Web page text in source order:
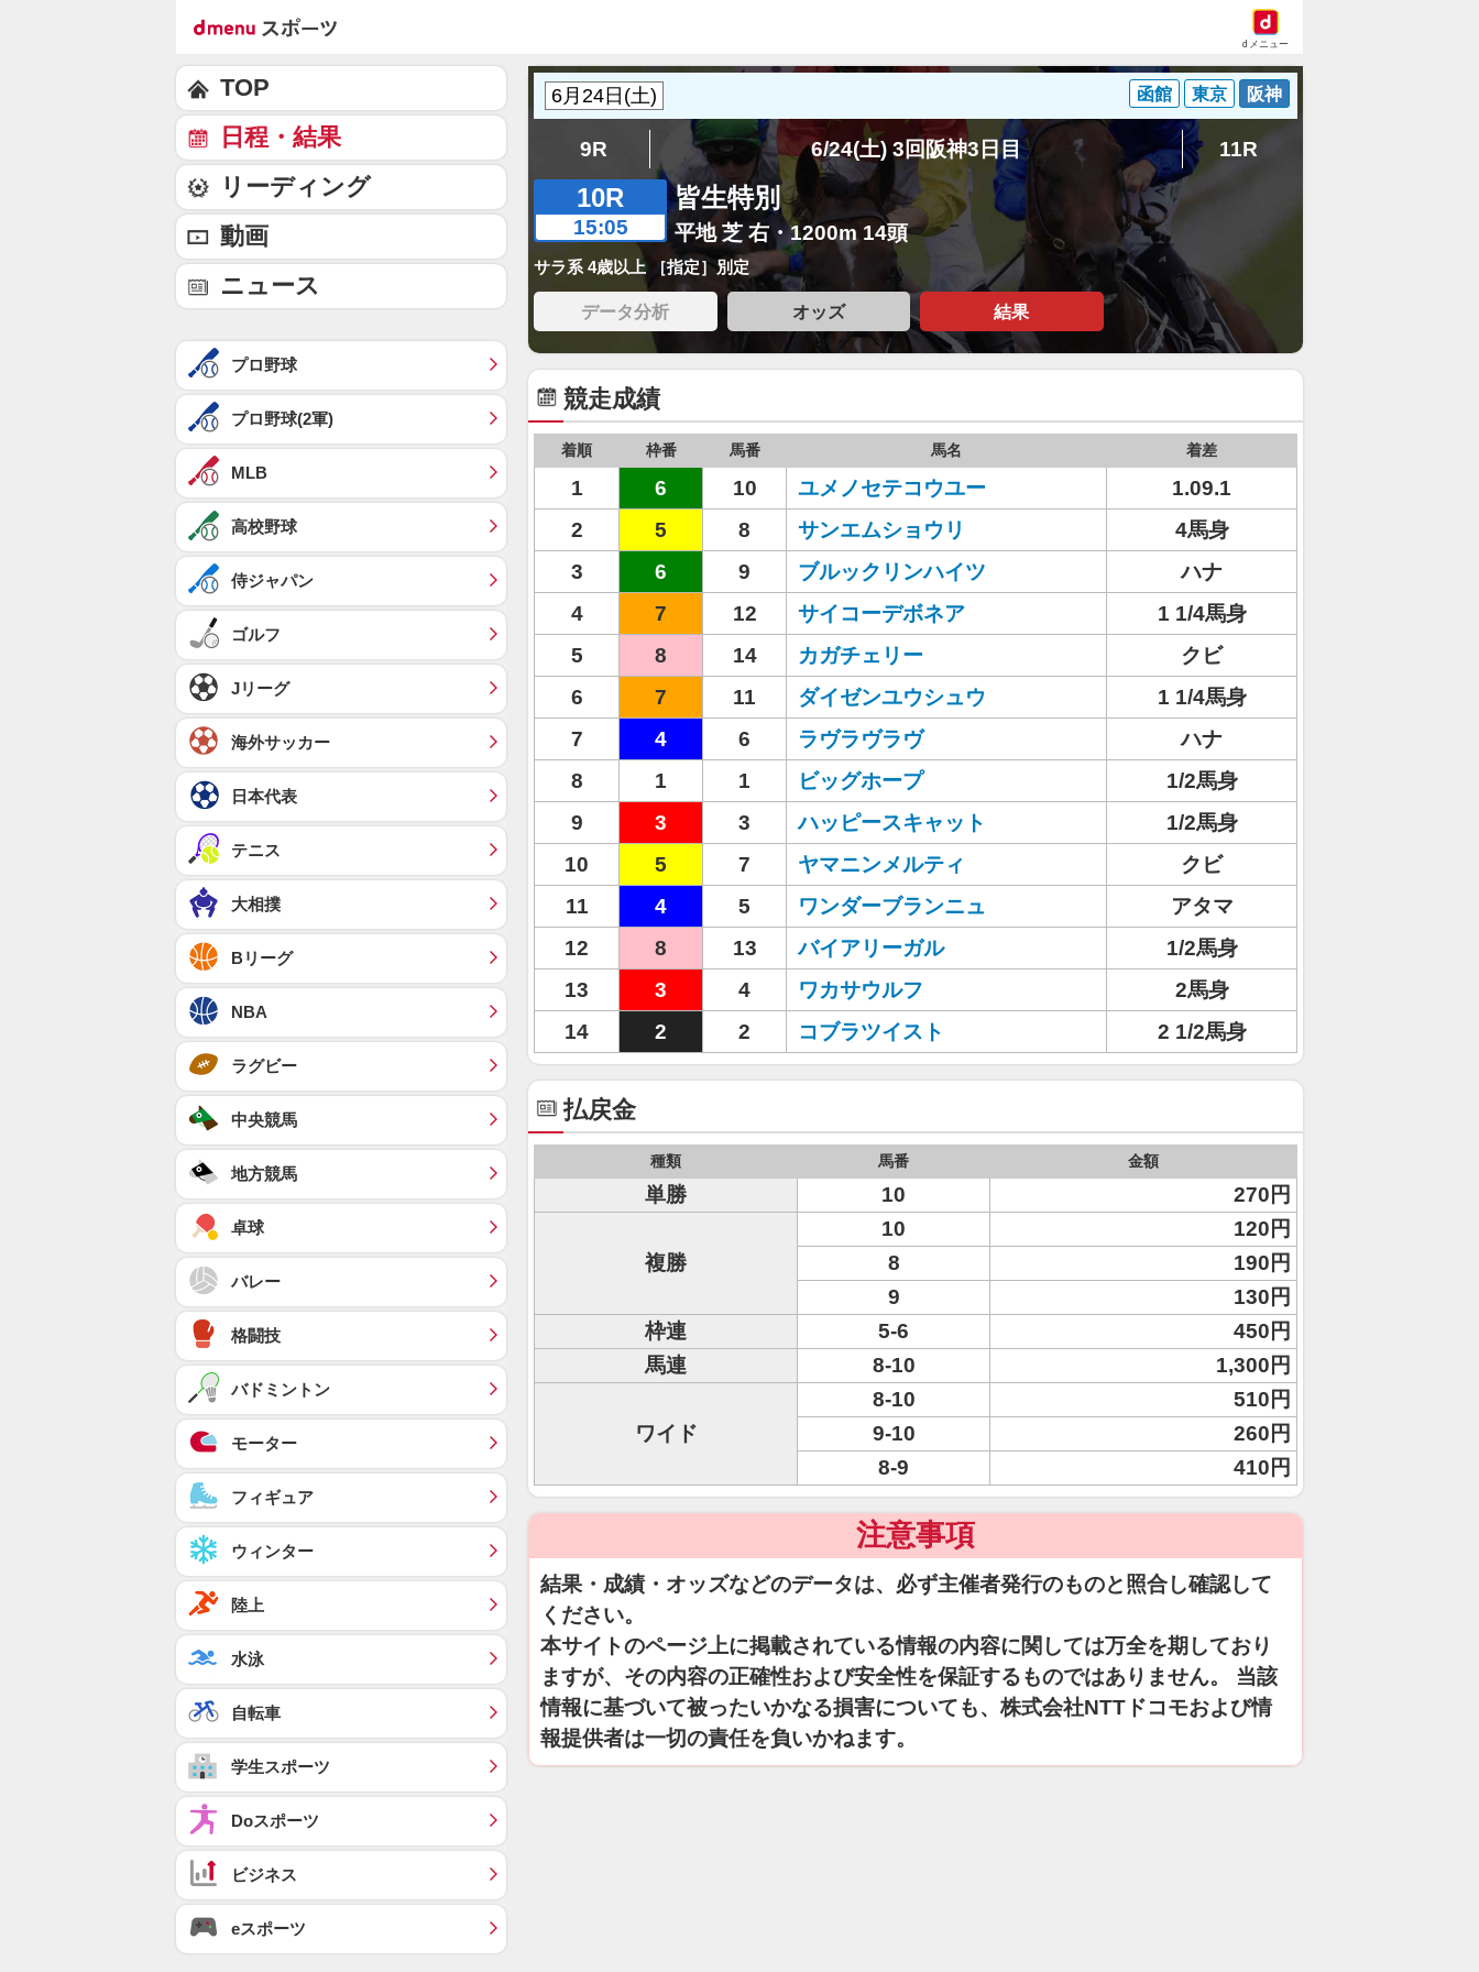
dメニュー
函館 東京 阪神
9R 6/24(土) 3回阪神3日目 11R
10R
15:05
皆生特別
平地 芝 右・1200m 14頭
サラ系 4歳以上 ［指定］別定
データ分析 オッズ 結果
競走成績
着順 枠番 馬番 馬名 着差
1 6 10 ユメノセテコウユー
1.09.1
2
5 8 サンエムショウリ
4馬身
3
6 9 ブルックリンハイツ
ハナ
4
7 12 サイコーデボネア
1 1/4馬身
5
8 14 カガチェリー
クビ
6
7 11 ダイゼンユウシュウ
1 1/4馬身
7
4 6 ラヴラヴラヴ
ハナ
8
1 1 ビッグホープ
1/2馬身
9
3 3 ハッピースキャット
1/2馬身
10
5 7 ヤマニンメルティ
クビ
11
4 5 ワンダーブランニュ
アタマ
12
8 13 バイアリーガル
1/2馬身
13
3 4 ワカサウルフ
2馬身
14
2 2 コブラツイスト 2 1/2馬身
払戻金
種類 馬番 金額
単勝 10 270円
複勝
10
120円
8
190円
9
130円
枠連
5-6
450円
馬連
8-10 1,300円
ワイド
8-10
510円
9-10
260円
8-9
410円
注意事項
結果・成績・オッズなどのデータは、必ず主催者発行のものと照合し確認して
ください。
本サイトのページ上に掲載されている情報の内容に関しては万全を期しており
ますが、その内容の正確性および安全性を保証するものではありません。 当該
情報に基づいて被ったいかなる損害についても、株式会社NTTドコモおよび情
報提供者は一切の責任を負いかねます。
TOP
日程・結果
リーディング
動画
ニュース
プロ野球
プロ野球(2軍)
MLB
高校野球
侍ジャパン
ゴルフ
Jリーグ
海外サッカー
日本代表
テニス
大相撲
Bリーグ
NBA
ラグビー
中央競馬
地方競馬
卓球
バレー
格闘技
バドミントン
モーター
フィギュア
ウィンター
陸上
水泳
自転車
学生スポーツ
Doスポーツ
ビジネス
eスポーツ